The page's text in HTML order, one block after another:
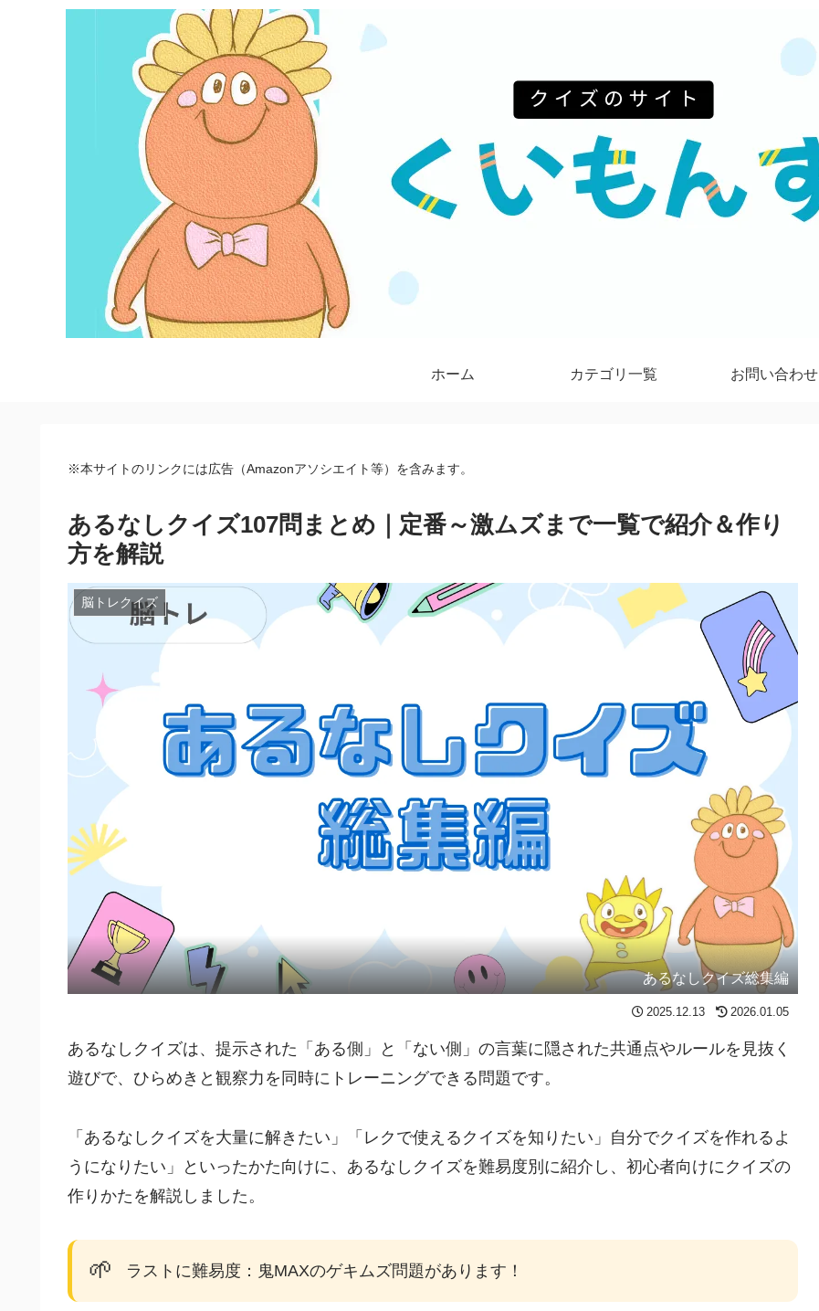
ホーム カテゴリ一覧 お問い合わせ
※本サイトのリンクには広告（Amazonアソシエイト等）を含みます。
あるなしクイズ107問まとめ｜定番～激ムズまで一覧で紹介＆作り
方を解説
脳トレクイズ
あるなしクイズ総集編
2025.12.13 2026.01.05
あるなしクイズは、提示された「ある側」と「ない側」の言葉に隠された共通点やルールを見抜く
遊びで、ひらめきと観察力を同時にトレーニングできる問題です。
「あるなしクイズを大量に解きたい」「レクで使えるクイズを知りたい」自分でクイズを作れるよ
うになりたい」といったかた向けに、あるなしクイズを難易度別に紹介し、初心者向けにクイズの
作りかたを解説しました。
🌱 ラストに難易度：鬼MAXのゲキムズ問題があります！